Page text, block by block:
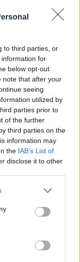
to third parties, or
for
below opt-out
note that after your
seeing
utilized by
parties prior to
of the further
third parties on the
information may
the IAB’s List of
disclose it to other
ώρα του
στην Ιαπωνία